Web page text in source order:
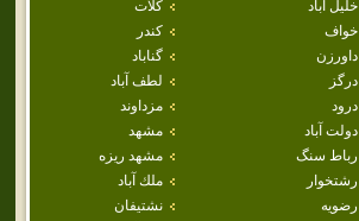
خليل آباد
كلات
خواف
كندر
داورزن
گناباد
درگز
لطف آباد
درود
مزداوند
دولت آباد
مشهد
رباط سنگ
مشهد ريزه
رشتخوار
ملك آباد
رضويه
نشتيفان